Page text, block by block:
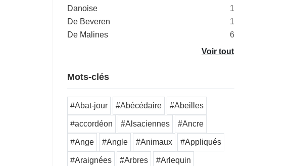
Danoise
1
De Beveren
1
De Malines
6
Voir tout
Mots-clés
#Abat-jour #Abécédaire #Abeilles
#accordéon #Alsaciennes #Ancre
#Ange #Angle #Animaux #Appliqués
#Araignées #Arbres #Arlequin